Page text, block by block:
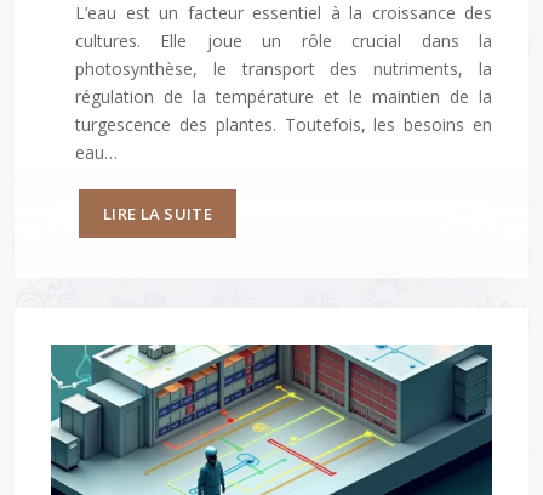
L’eau est un facteur essentiel à la croissance des
cultures. Elle joue un rôle crucial dans la
photosynthèse, le transport des nutriments, la
régulation de la température et le maintien de la
turgescence des plantes. Toutefois, les besoins en
eau…
LIRE LA SUITE